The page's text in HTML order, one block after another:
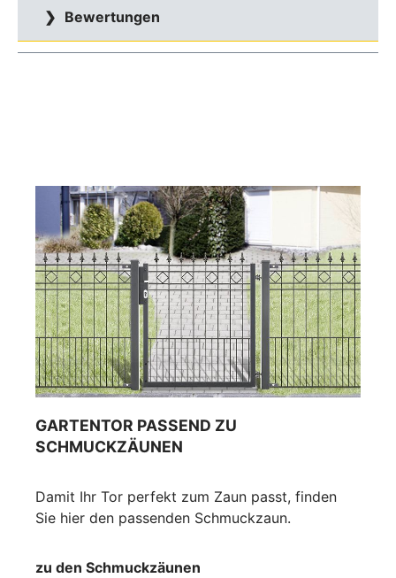
Bewertungen
GARTENTOR PASSEND ZU
SCHMUCKZÄUNEN
Damit Ihr Tor perfekt zum Zaun passt, finden
Sie hier den passenden Schmuckzaun.
zu den Schmuckzäunen